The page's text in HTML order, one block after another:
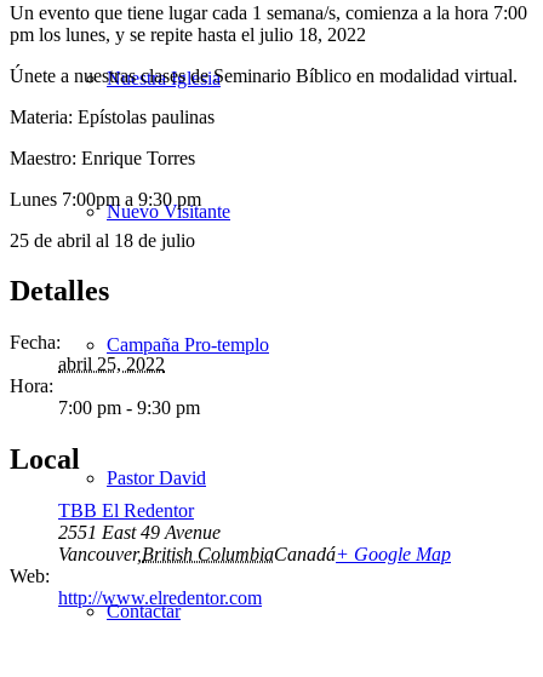
Nuestra Iglesia
Nuevo Visitante
Campaña Pro-templo
Pastor David
Contactar
Un evento que tiene lugar cada 1 semana/s, comienza a la hora 7:00
pm los lunes, y se repite hasta el julio 18, 2022
Únete a nuestras clases de Seminario Bíblico en modalidad virtual.
Materia: Epístolas paulinas
Maestro: Enrique Torres
Lunes 7:00pm a 9:30 pm
25 de abril al 18 de julio
Detalles
Fecha:
abril 25, 2022
Hora:
7:00 pm - 9:30 pm
Local
TBB El Redentor
2551 East 49 Avenue
Vancouver,British ColumbiaCanadá+ Google Map
Web:
http://www.elredentor.com